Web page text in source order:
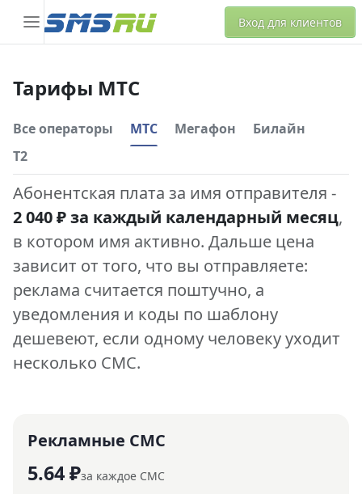
Вход для клиентов
Тарифы МТС
Все операторы МТС Мегафон
Билайн
Т2
Абонентская плата за имя отправителя -
2 040 ₽ за каждый календарный месяц,
в котором имя активно. Дальше цена
зависит от того, что вы отправляете:
реклама считается поштучно, а
уведомления и коды по шаблону
дешевеют, если одному человеку уходит
несколько СМС.
Рекламные СМС
5.64 ₽за каждое СМС